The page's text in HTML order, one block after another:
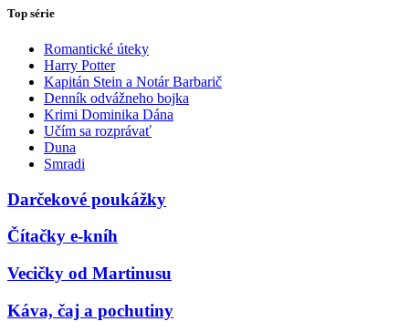
Top série
Romantické úteky
Harry Potter
Kapitán Stein a Notár Barbarič
Denník odvážneho bojka
Krimi Dominika Dána
Učím sa rozprávať
Duna
Smradi
Darčekové poukážky
Čítačky e-kníh
Vecičky od Martinusu
Káva, čaj a pochutiny